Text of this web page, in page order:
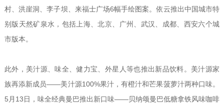
村、洪崖洞、李子坝、来福士广场6幅手绘图案。依云推出中国城市特
别版天然矿泉水，包括上海、北京、广州、武汉、成都、西安六个城
市版本。
此外，美汁源、味全、健力宝、外星人等也推出新品饮料。美汁源家
族再添新成员——美汁源100%果汁，有橙汁和芒果菠萝汁两种口味。
5月13日，味全经典曼巴推出新口味——贝纳颂曼巴低糖拿铁风味咖啡